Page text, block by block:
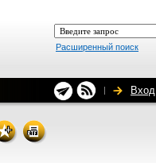
Расширенный поиск
Вход